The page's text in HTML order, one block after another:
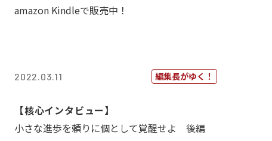
amazon Kindleで販売中！
2022.03.11 編集長がゆく！
【核心インタビュー】
小さな進歩を頼りに個として覚醒せよ 後編